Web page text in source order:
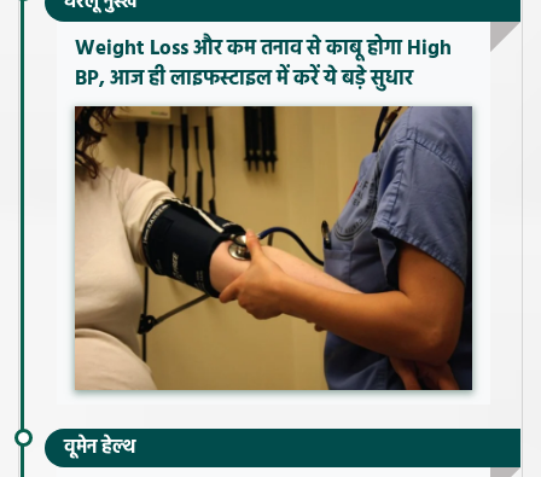
Weight Loss और कम तनाव से काबू होगा High
BP, आज ही लाइफस्टाइल में करें ये बड़े सुधार
वूमेन हेल्थ